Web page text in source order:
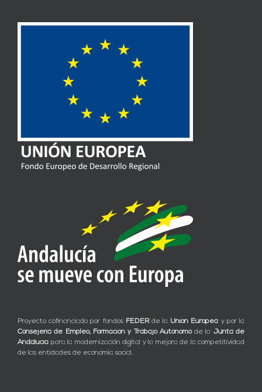
Proyecto cofinanciado por fondos FEDERde la Unión Europea y por la
Consejería de Empleo, Formación y Trabajo Autónomode la Junta de
Andalucía para la modernización digital y la mejora de la competitividad
de las entidades de economía social.